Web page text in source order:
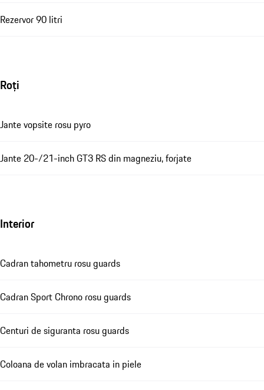
Rezervor 90 litri
Roți
Jante vopsite rosu pyro
Jante 20-/21-inch GT3 RS din magneziu, forjate
Interior
Cadran tahometru rosu guards
Cadran Sport Chrono rosu guards
Centuri de siguranta rosu guards
Coloana de volan imbracata in piele